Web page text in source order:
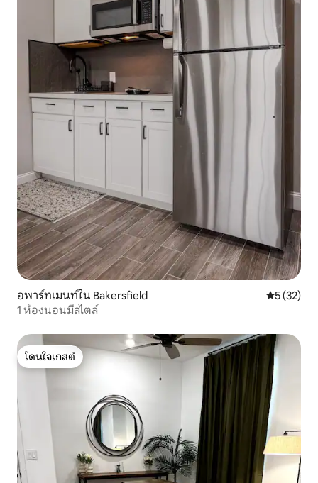
อพาร์ทเมนท์ใน Bakersfield คะแนนเฉลี่
5 (32)
1 ห้องนอนมีสไตล์
โดนใจเกสต์
โดนใจเกสต์